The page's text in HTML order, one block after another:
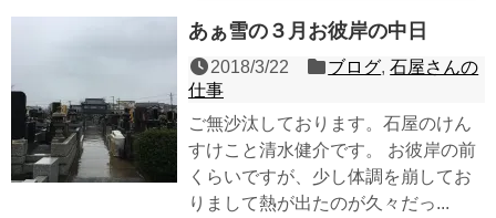
あぁ雪の３月お彼岸の中日
2018/3/22 ブログ,石屋さんの
仕事
ご無沙汰しております。石屋のけん
すけこと清水健介です。 お彼岸の前
くらいですが、少し体調を崩してお
りまして熱が出たのが久々だっ...